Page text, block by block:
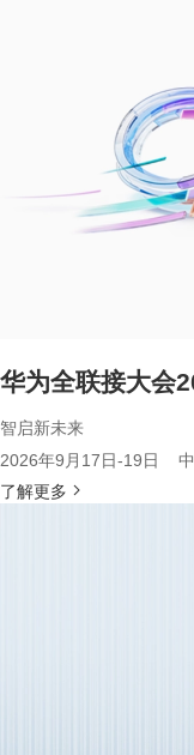
华为全联接大会
智启新未来
2026年9月17日-19日
了解更多